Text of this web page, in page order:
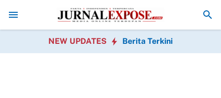
Penanganan Perkara Uun oleh Polisi Jaro Oom Minta
NEW UPDATES Berita Terkini